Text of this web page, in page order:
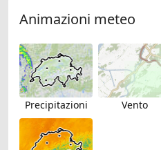
Animazioni meteo
Precipitazioni Vento